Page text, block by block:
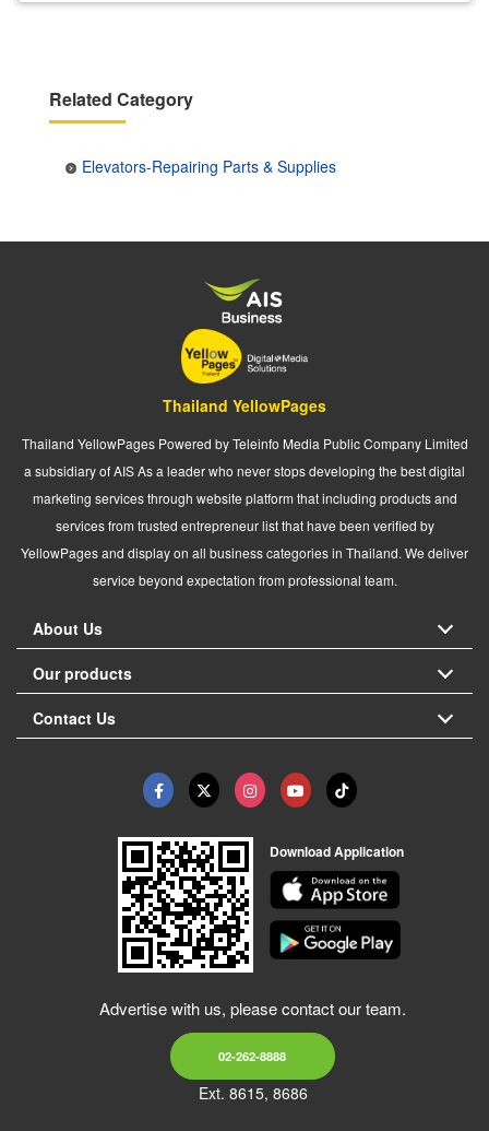
Related Category
Elevators-Repairing Parts & Supplies
Thailand YellowPages
Thailand YellowPages Powered by Teleinfo Media Public Company Limited
a subsidiary of AIS As a leader who never stops developing the best digital
marketing services through website platform that including products and
services from trusted entrepreneur list that have been verified by
YellowPages and display on all business categories in Thailand. We deliver
service beyond expectation from professional team.
About Us
Our products
Contact Us
Download Application
Advertise with us, please contact our team.
02-262-8888
Ext. 8615, 8686